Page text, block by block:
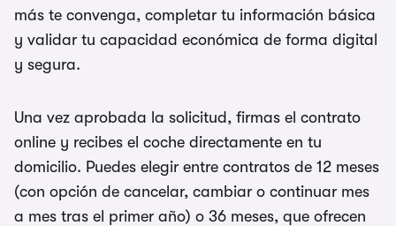
más te convenga, completar tu información básica
y validar tu capacidad económica de forma digital
y segura.
Una vez aprobada la solicitud, firmas el contrato
online y recibes el coche directamente en tu
domicilio. Puedes elegir entre contratos de 12 meses
(con opción de cancelar, cambiar o continuar mes
a mes tras el primer año) o 36 meses, que ofrecen